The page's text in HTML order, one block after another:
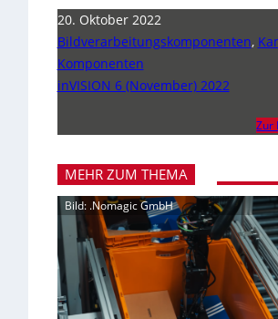
20. Oktober 2022
Bildverarbeitungskomponenten,
Komponenten
inVISION 6 (November) 2022
Zur
MEHR ZUM THEMA
Bild: .Nomagic GmbH